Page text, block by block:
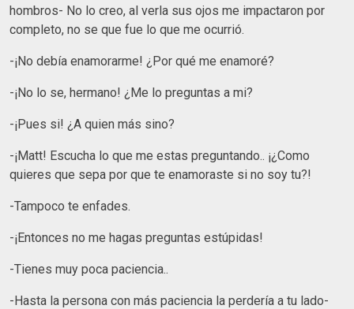
hombros- No lo creo, al verla sus ojos me impactaron por
completo, no se que fue lo que me ocurrió.
-¡No debía enamorarme! ¿Por qué me enamoré?
-¡No lo se, hermano! ¿Me lo preguntas a mi?
-¡Pues si! ¿A quien más sino?
-¡Matt! Escucha lo que me estas preguntando.. ¡¿Como
quieres que sepa por que te enamoraste si no soy tu?!
-Tampoco te enfades.
-¡Entonces no me hagas preguntas estúpidas!
-Tienes muy poca paciencia..
-Hasta la persona con más paciencia la perdería a tu lado-